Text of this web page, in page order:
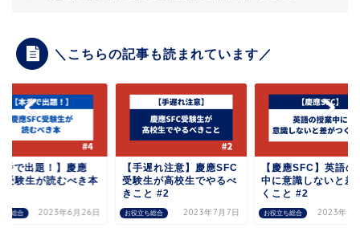
＼こちらの記事も読まれています／
お役立ち総合
【手遅れ注意】慶應SFC
受験生が高校生でやるべ
2023年7月7日 お役立ち総合
【慶應SFC】英語の授業
中に意識しないと差がつ
くこと #2
2023年7月12日 お役立ち総合
【本番で出題
SFC受験生が
#4